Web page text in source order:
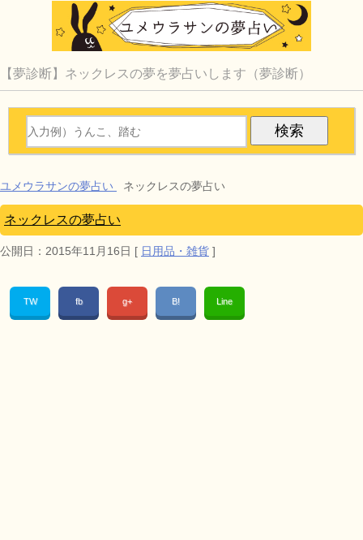
【夢診断】ネックレスの夢を夢占いします（夢診断）
ユメウラサンの夢占い ネックレスの夢占い
ネックレスの夢占い
公開日： 2015年11月16日 [ 日用品・雑貨 ]
TW fb g+ B! Line